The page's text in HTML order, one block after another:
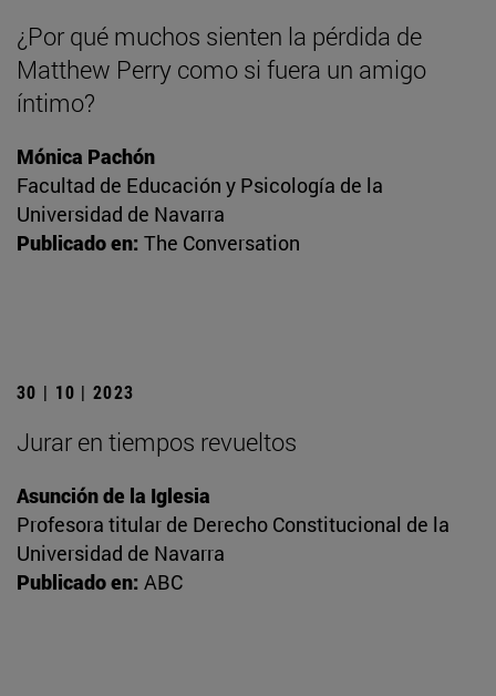
¿Por qué muchos sienten la pérdida de
Matthew Perry como si fuera un amigo
íntimo?
Mónica Pachón
Facultad de Educación y Psicología de la
Universidad de Navarra
Publicado en: The Conversation
30 | 10 | 2023
Jurar en tiempos revueltos
Asunción de la Iglesia
Profesora titular de Derecho Constitucional de la
Universidad de Navarra
Publicado en: ABC